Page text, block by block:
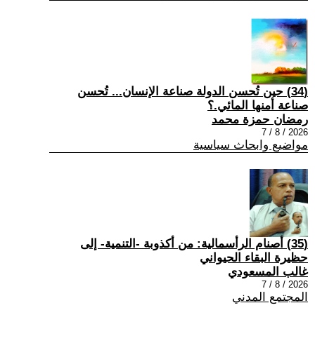
(34) حين تُحسن الدولة صناعة الإنسان... تُحسن
صناعة أمنها المائي.؟
رمضان حمزة محمد
2026 / 8 / 7
مواضيع وابحاث سياسية
(35) أصنام الرأسمالية: من أكذوبة -التنمية- إلى
حظيرة البقاء الحيواني
غالب المسعودي
2026 / 8 / 7
المجتمع المدني